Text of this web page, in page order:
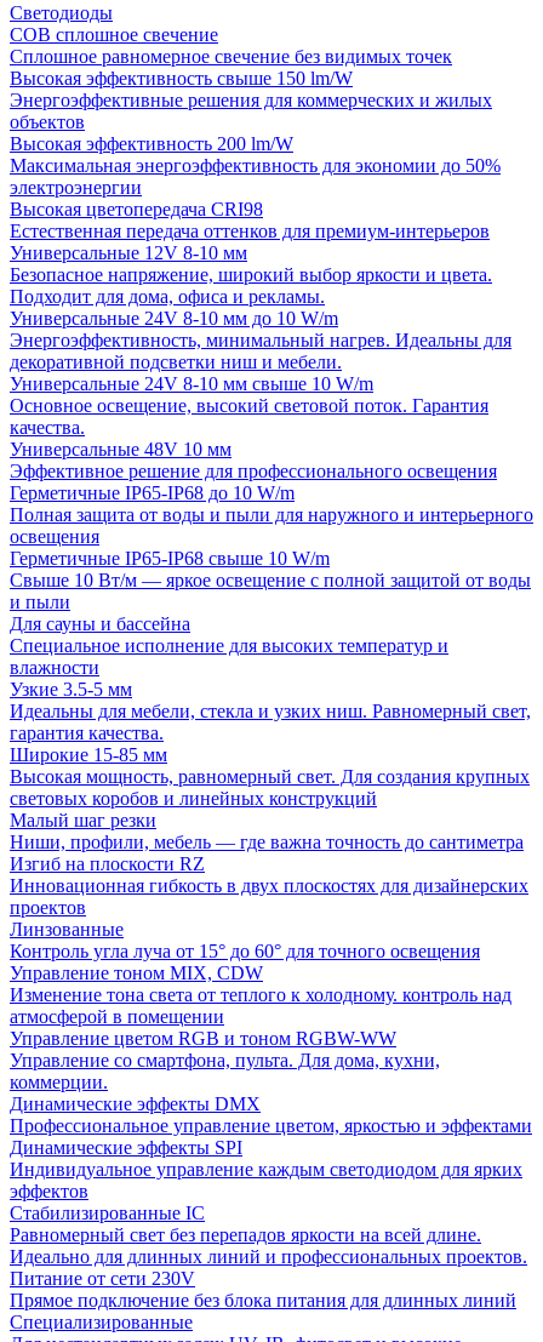
Светодиоды
COB сплошное свечение
Сплошное равномерное свечение без видимых точек
Высокая эффективность свыше 150 lm/W
Энергоэффективные решения для коммерческих и жилых
объектов
Высокая эффективность 200 lm/W
Максимальная энергоэффективность для экономии до 50%
электроэнергии
Высокая цветопередача CRI98
Естественная передача оттенков для премиум-интерьеров
Универсальные 12V 8-10 мм
Безопасное напряжение, широкий выбор яркости и цвета.
Подходит для дома, офиса и рекламы.
Универсальные 24V 8-10 мм до 10 W/m
Энергоэффективность, минимальный нагрев. Идеальны для
декоративной подсветки ниш и мебели.
Универсальные 24V 8-10 мм свыше 10 W/m
Основное освещение, высокий световой поток. Гарантия
качества.
Универсальные 48V 10 мм
Эффективное решение для профессионального освещения
Герметичные IP65-IP68 до 10 W/m
Полная защита от воды и пыли для наружного и интерьерного
освещения
Герметичные IP65-IP68 свыше 10 W/m
Свыше 10 Вт/м — яркое освещение с полной защитой от воды
и пыли
Для сауны и бассейна
Специальное исполнение для высоких температур и
влажности
Узкие 3.5-5 мм
Идеальны для мебели, стекла и узких ниш. Равномерный свет,
гарантия качества.
Широкие 15-85 мм
Высокая мощность, равномерный свет. Для создания крупных
световых коробов и линейных конструкций
Малый шаг резки
Ниши, профили, мебель — где важна точность до сантиметра
Изгиб на плоскости RZ
Инновационная гибкость в двух плоскостях для дизайнерских
проектов
Линзованные
Контроль угла луча от 15° до 60° для точного освещения
Управление тоном MIX, CDW
Изменение тона света от теплого к холодному. контроль над
атмосферой в помещении
Управление цветом RGB и тоном RGBW-WW
Управление со смартфона, пульта. Для дома, кухни,
коммерции.
Динамические эффекты DMX
Профессиональное управление цветом, яркостью и эффектами
Динамические эффекты SPI
Индивидуальное управление каждым светодиодом для ярких
эффектов
Стабилизированные IC
Равномерный свет без перепадов яркости на всей длине.
Идеально для длинных линий и профессиональных проектов.
Питание от сети 230V
Прямое подключение без блока питания для длинных линий
Специализированные